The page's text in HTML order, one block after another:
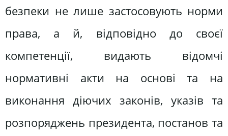
безпеки не лише застосовують норми
права, а й, відповідно до своєї
компетенції, видають відомчі
нормативні акти на основі та на
виконання діючих законів, указів та
розпоряджень президента, постанов та